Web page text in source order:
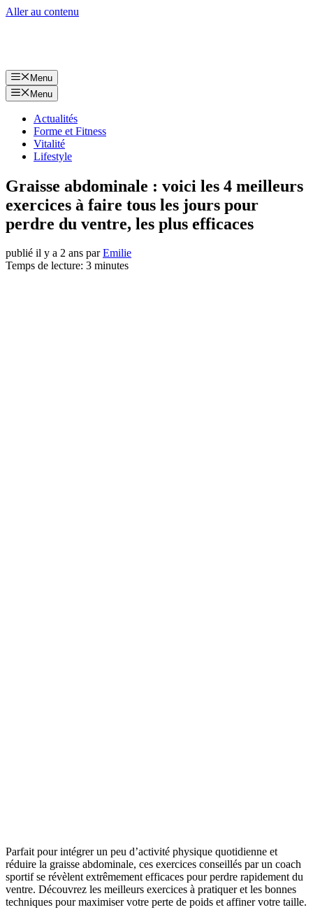
Aller au contenu
Menu
Menu
Actualités
Forme et Fitness
Vitalité
Lifestyle
Graisse abdominale : voici les 4 meilleurs
exercices à faire tous les jours pour
perdre du ventre, les plus efficaces
publié il y a 2 ans parEmilie
Temps de lecture: 3 minutes
Parfait pour intégrer un peu d’activité physique quotidienne et
réduire la graisse abdominale, ces exercices conseillés par un coach
sportif se révèlent extrêmement efficaces pour perdre rapidement du
ventre. Découvrez les meilleurs exercices à pratiquer et les bonnes
techniques pour maximiser votre perte de poids et affiner votre taille.